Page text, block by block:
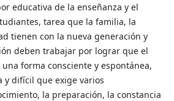
educativa de la enseñanza y el
tarea que la familia, la
tienen con la nueva generación y
deben trabajar por lograr que el
forma consciente y espontánea,
y difícil que exige varios
la preparación, la constancia